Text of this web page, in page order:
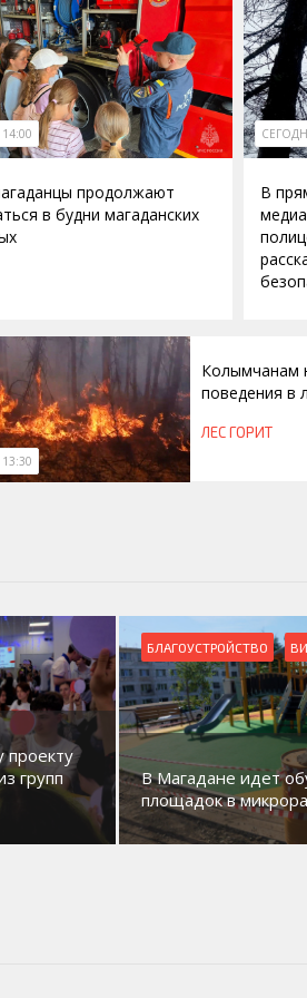
продолжают
в будни магаданских
В
Колымчанам
поведения в
ЛЕС ГОРИТ
проекту
групп
БЛАГОУСТРОЙСТВО
В Магадане идет
площадок в